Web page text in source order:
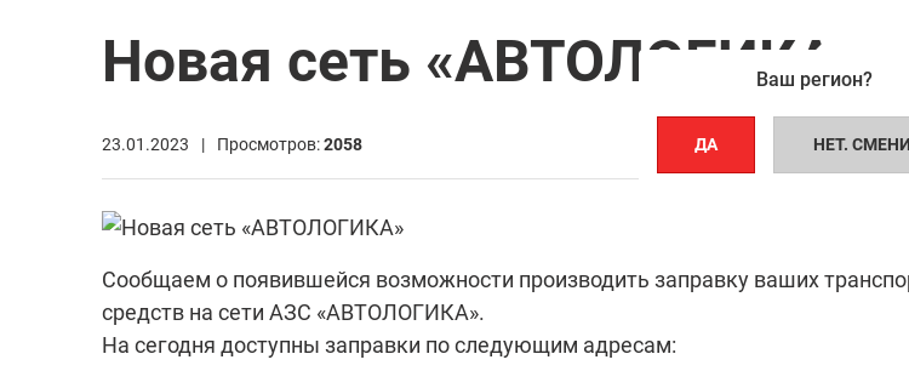
Ваш регион?
ДА НЕТ.
Новая сеть «АВТОЛОГИКА»
23.01.2023 | Просмотров:2058
Сообщаем о появившейся возможности производить заправку ваших
средств на сети АЗС «АВТОЛОГИКА».
На сегодня доступны заправки по следующим адресам: